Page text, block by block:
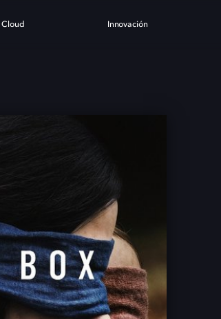
Cloud Innovación